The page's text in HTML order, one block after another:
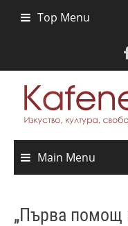
Top Menu
Main Menu
„Първа помощ